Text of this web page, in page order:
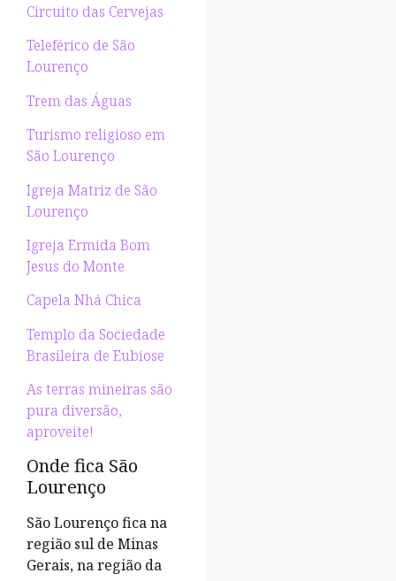
Circuito das Cervejas
Teleférico de São
Lourenço
Trem das Águas
Turismo religioso em
São Lourenço
Igreja Matriz de São
Lourenço
Igreja Ermida Bom
Jesus do Monte
Capela Nhá Chica
Templo da Sociedade
Brasileira de Eubiose
As terras mineiras são
pura diversão,
aproveite!
Onde fica São
Lourenço
São Lourenço fica na
região sul de Minas
Gerais, na região da